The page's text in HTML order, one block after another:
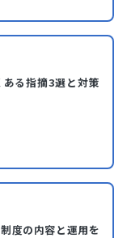
る指摘3選と対策
度の内容と運用を